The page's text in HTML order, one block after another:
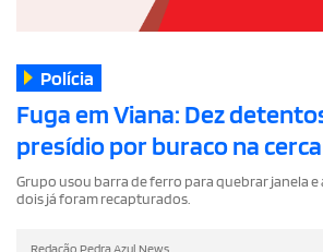
Polícia
Fuga em Viana: Dez
presídio por buraco na cerca
Grupo usou barra de ferro para quebrar janela e
dois já foram recapturados.
Redação Pedra Azul News